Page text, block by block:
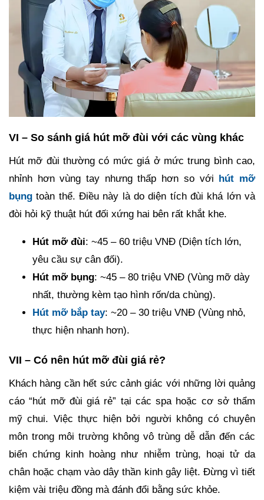
VI – So sánh giá hút mỡ đùi với các vùng khác
Hút mỡ đùi thường có mức giá ở mức trung bình cao,
nhỉnh hơn vùng tay nhưng thấp hơn so với
hút mỡ
bụng toàn thể. Điều này là do diện tích đùi khá lớn và
đòi hỏi kỹ thuật hút đối xứng hai bên rất khắt khe.
Hút mỡ đùi: ~45 – 60 triệu VNĐ (Diện tích lớn,
yêu cầu sự cân đối).
Hút mỡ bụng: ~45 – 80 triệu VNĐ (Vùng mỡ dày
nhất, thường kèm tạo hình rốn/da chùng).
Hút mỡ bắp tay: ~20 – 30 triệu VNĐ (Vùng nhỏ,
thực hiện nhanh hơn).
VII – Có nên hút mỡ đùi giá rẻ?
Khách hàng cần hết sức cảnh giác với những lời quảng
cáo “hút mỡ đùi giá rẻ” tại các spa hoặc cơ sở thẩm
mỹ chui. Việc thực hiện bởi người không có chuyên
môn trong môi trường không vô trùng dễ dẫn đến các
biến chứng kinh hoàng như nhiễm trùng, hoại tử da
chân hoặc chạm vào dây thần kinh gây liệt. Đừng vì tiết
kiệm vài triệu đồng mà đánh đổi bằng sức khỏe.